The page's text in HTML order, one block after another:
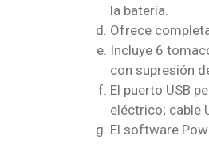
la batería.
Ofrece
Incluye 6
con supresión
El puerto USB
eléctrico; cable
El software